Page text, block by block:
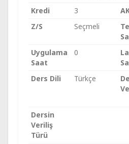
Kredi 3
Z/S
Seçmeli
Uygulama
Saat
0
Ders Dili Türkçe
Dersin
Veriliş
Türü